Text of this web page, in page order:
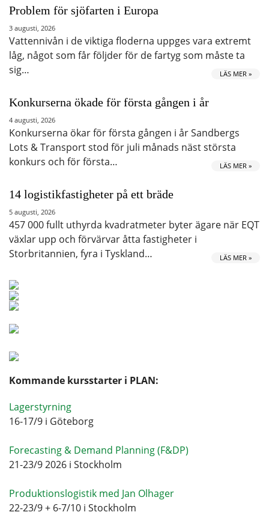
Problem för sjöfarten i Europa
3 augusti, 2026
Vattennivån i de viktiga floderna uppges vara extremt
låg, något som får följder för de fartyg som måste ta
sig…
LÄS MER »
Konkurserna ökade för första gången i år
4 augusti, 2026
Konkurserna ökar för första gången i år Sandbergs
Lots & Transport stod för juli månads näst största
konkurs och för första…
LÄS MER »
14 logistikfastigheter på ett bräde
5 augusti, 2026
457 000 fullt uthyrda kvadratmeter byter ägare när EQT
växlar upp och förvärvar åtta fastigheter i
Storbritannien, fyra i Tyskland…
LÄS MER »
Kommande kursstarter i PLAN:
Lagerstyrning
16-17/9 i Göteborg
Forecasting & Demand Planning (F&DP)
21-23/9 2026 i Stockholm
Produktionslogistik med Jan Olhager
22-23/9 + 6-7/10 i Stockholm